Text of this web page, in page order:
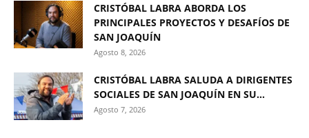
CRISTÓBAL LABRA ABORDA LOS
PRINCIPALES PROYECTOS Y DESAFÍOS DE
SAN JOAQUÍN
Agosto 8, 2026
CRISTÓBAL LABRA SALUDA A DIRIGENTES
SOCIALES DE SAN JOAQUÍN EN SU...
Agosto 7, 2026